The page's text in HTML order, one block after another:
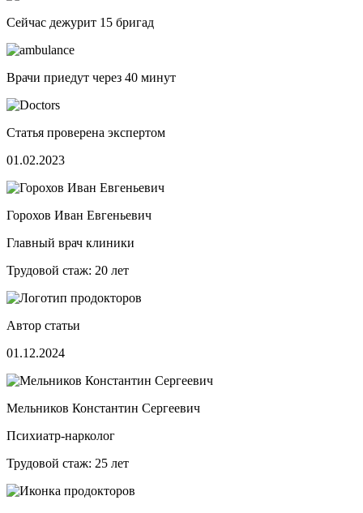
Сейчас дежурит 15 бригад
Врачи приедут через 40 минут
Статья проверена экспертом
01.02.2023
Горохов Иван Евгеньевич
Главный врач клиники
Трудовой стаж: 20 лет
Автор статьи
01.12.2024
Мельников Константин Сергеевич
Психиатр-нарколог
Трудовой стаж: 25 лет